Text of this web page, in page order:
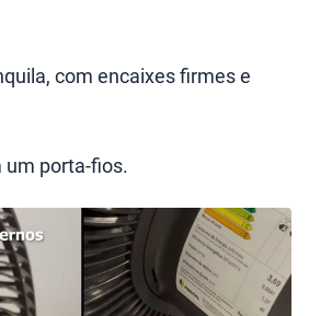
com encaixes firmes e
um porta-fios.